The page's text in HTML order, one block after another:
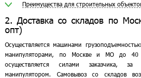
Преимущества для строительных
2. Доставка со складов по
опт)
Осуществляется машинами
манипуляторами, по Москве и МО до 40
осуществляется силами заказчика, за
манипулятором. Самовывоз со складов